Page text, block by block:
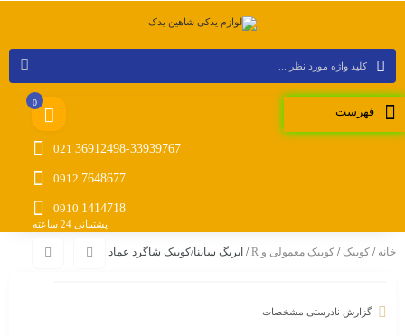
فهرست
0
36912498-33939767
021
7648677
0912
1414718
0910
پشتیبانی 24 ساعته
خانه / کوییک / کوییک معمولی و R / ایربگ ساینا/کوییک شاگرد عماد
گزارش نادرستی مشخصات